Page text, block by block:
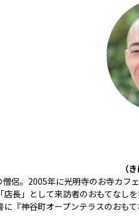
（
侶。2005年に光明寺のお寺カフ
店長」として来訪者のおもてなし
に『神谷町オープンテラスのおも